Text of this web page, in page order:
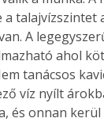
a talajvízszintet
A
ahol
tanácsos
víz nyílt
és onnan kerül